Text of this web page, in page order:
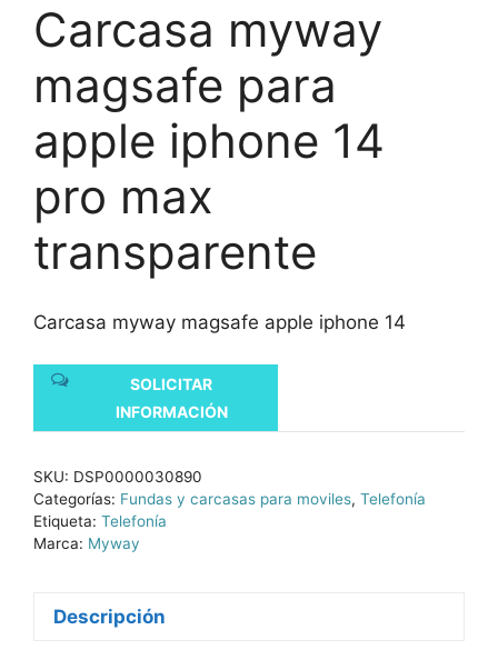
Carcasa myway
magsafe para
apple iphone 14
pro max
transparente
Carcasa myway magsafe apple iphone 14
SOLICITAR
INFORMACIÓN
SKU: DSP0000030890
Categorías: Fundas y carcasas para moviles, Telefonía
Etiqueta: Telefonía
Marca: Myway
Descripción